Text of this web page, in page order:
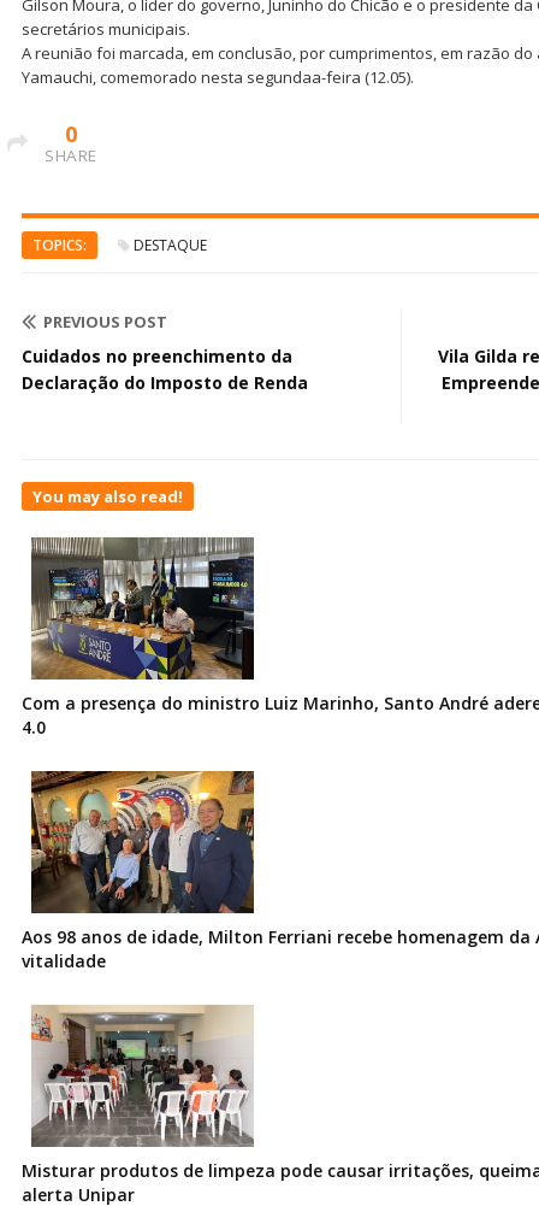
Gilson Moura, o líder do governo, Juninho do Chicão e o presidente da
secretários municipais.
A reunião foi marcada, em conclusão, por cumprimentos, em razão
Yamauchi, comemorado nesta segundaa-feira (12.05).
0
SHARE
TOPICS: DESTAQUE
PREVIOUS POST
Cuidados no preenchimento da
Declaração do Imposto de Renda
Vila Gilda
You may also read!
Com a presença do ministro Luiz Marinho, Santo André
4.0
Aos 98 anos de idade, Milton Ferriani recebe homenagem da
vitalidade
Misturar produtos de limpeza pode causar irritações,
alerta Unipar